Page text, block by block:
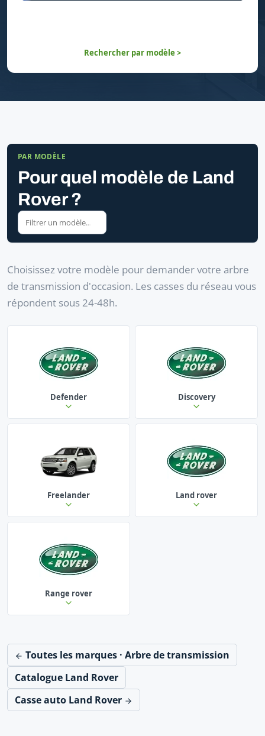
Rechercher par modèle >
PAR MODÈLE
Pour quel modèle de Land
Rover ?
Choisissez votre modèle pour demander votre arbre
de transmission d'occasion. Les casses du réseau vous
répondent sous 24-48h.
Defender Discovery
Freelander Land rover
Range rover
Toutes les marques · Arbre de transmission
Catalogue Land Rover
Casse auto Land Rover